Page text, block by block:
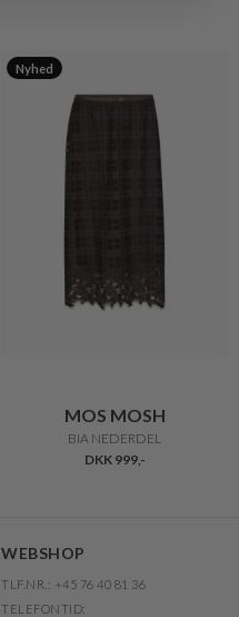
Nyhed
MOS MOSH
BIA NEDERDEL
DKK 999,-
WEBSHOP
TLF.NR.: +45 76 40 81 36
TELEFONTID: